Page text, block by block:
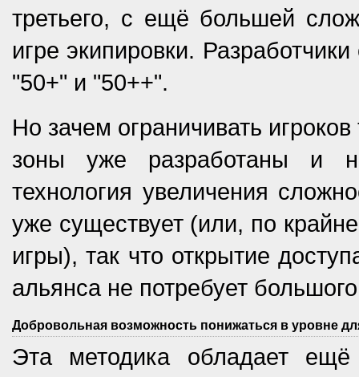
третьего, с ещё большей
игре экипировки.
"50+" и "50++".
Но зачем ограничивать
зоны уже разработаны и
технология увеличения
уже существует (или, по
игры), так что открытие
альянса не потребует
Добровольная возможность понижаться в уровне
Эта методика обладает